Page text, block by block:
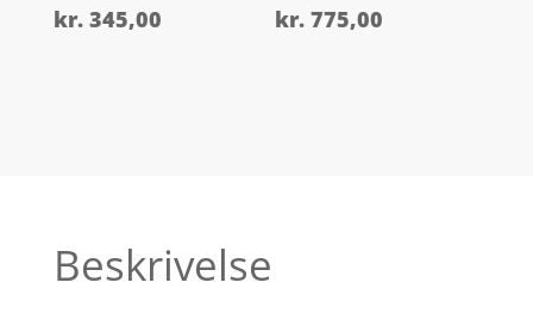
kr.345,00 kr. 775,00
Beskrivelse